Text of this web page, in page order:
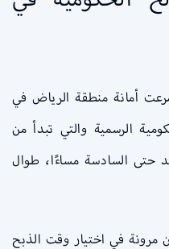
أمانة منطقة الرياض في
الرسمية والتي تبدأ من
حتى السادسة مساءًا، طوال
مرونة في اختيار وقت الذبح